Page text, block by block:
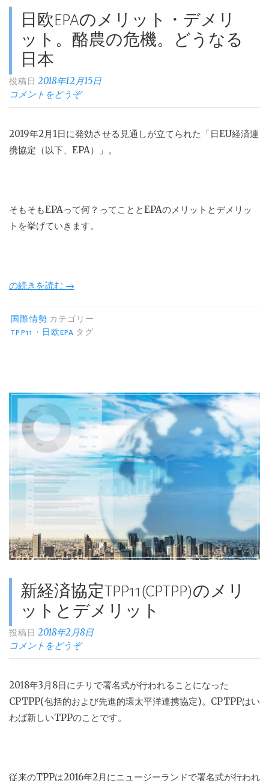
日欧EPAのメリット・デメリ
ット。酪農の危機。どうなる
日本
投稿日2018年12月15日
コメントをどうぞ
2019年2月1日に発効させる見通しが立てられた「日EU経済連
携協定（以下、EPA）」。
そもそもEPAって何？ってこととEPAのメリットとデメリッ
トを挙げていきます。
“日
EPA
の
ト・
メ
ト。
危
機。
ど
る
日
本”
の続きを読む →
国際情勢 カテゴリー
TPP11
・ 日欧EPA タグ
新経済協定TPP11(CPTPP)のメリ
ットとデメリット
投稿日2018年2月8日
コメントをどうぞ
2018年3月 8日にチリで署名式が行われることになった
CPTPP(包括的および先進的環太平洋連携協定)。 CPTPPはい
わば新しいTPPのことです。
従来のTPPは2016年2月にニュージーランドで署名式が行われ